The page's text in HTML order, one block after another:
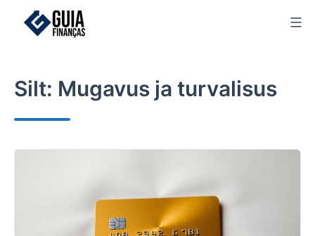
Silt: Mugavus ja turvalisus